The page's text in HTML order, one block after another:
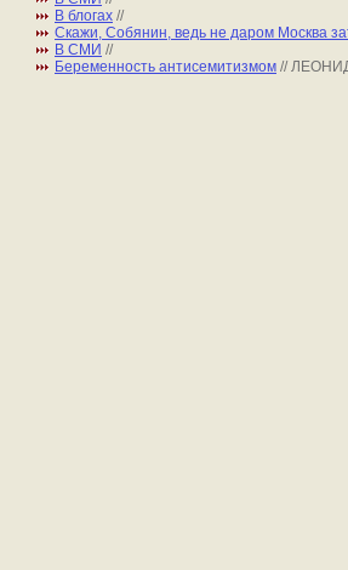
В блогах //
Скажи, Собянин, ведь не даром Москва
В СМИ //
Беременность антисемитизмом //